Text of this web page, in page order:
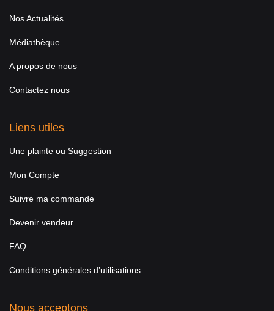
Nos Actualités
Médiathèque
A propos de nous
Contactez nous
Liens utiles
Une plainte ou Suggestion
Mon Compte
Suivre ma commande
Devenir vendeur
FAQ
Conditions générales d’utilisations
Nous acceptons